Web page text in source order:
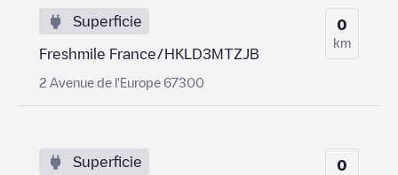
Superficie
Freshmile France/HKLD3MTZJB
2 Avenue de l'Europe 67300
0
km
Superficie 0